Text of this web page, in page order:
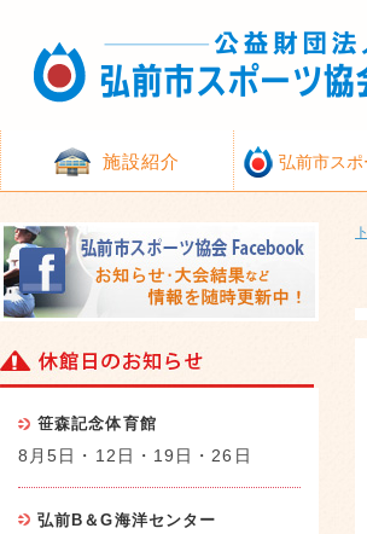
施設紹介 弘前市ス
笹森記念体育館
8月5日・12日・19日・26日
弘前B＆G海洋センター